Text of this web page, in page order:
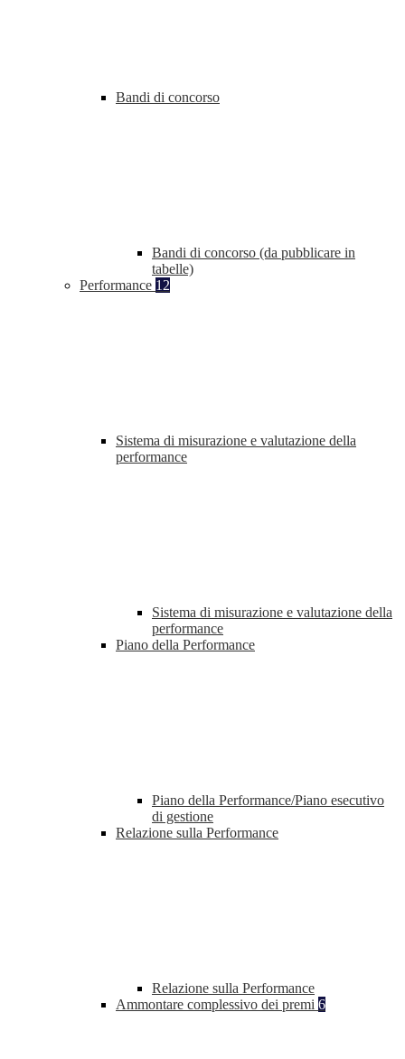
Bandi di concorso
Bandi di concorso (da pubblicare in
tabelle)
Performance 12
Sistema di misurazione e valutazione della
performance
Sistema di misurazione e valutazione della
performance
Piano della Performance
Piano della Performance/Piano esecutivo
di gestione
Relazione sulla Performance
Relazione sulla Performance
Ammontare complessivo dei premi 6